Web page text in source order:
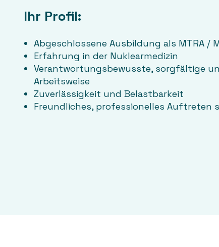
Ihr Profil:
Abgeschlossene Ausbildung als MTRA /
Erfahrung in der Nuklearmedizin
Verantwortungsbewusste, sorgfältige
Arbeitsweise
Zuverlässigkeit und Belastbarkeit
Freundliches, professionelles Auftreten